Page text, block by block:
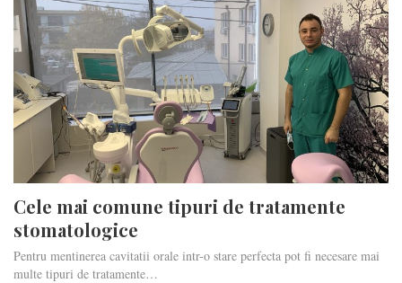
Cele mai comune tipuri de tratamente
stomatologice
Pentru mentinerea cavitatii orale intr-o stare perfecta pot fi necesare mai
multe tipuri de tratamente…